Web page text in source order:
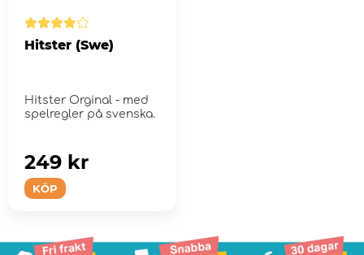
Hitster (Swe)
Hitster Orginal - med
spelregler på svenska.
KÖP
249 kr